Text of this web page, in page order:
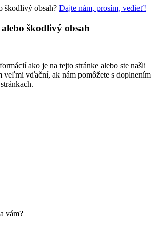
škodlivý obsah? Dajte nám, prosím, vedieť!
škodlivý obsah
ako je na tejto stránke alebo ste našli
veľmi vďační, ak nám pomôžete s doplnením
vám?